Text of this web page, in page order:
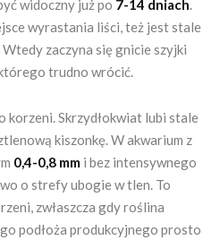
widoczny już po 7-14 dniach.
wyrastania liści, też jest stale
zaczyna się gnicie szyjki
trudno wrócić.
Skrzydłokwiat lubi stale
kiszonkę. W akwarium z
0,4-0,8 mm i bez intensywnego
o strefy ubogie w tlen. To
zwłaszcza gdy roślina
podłoża produkcyjnego prosto